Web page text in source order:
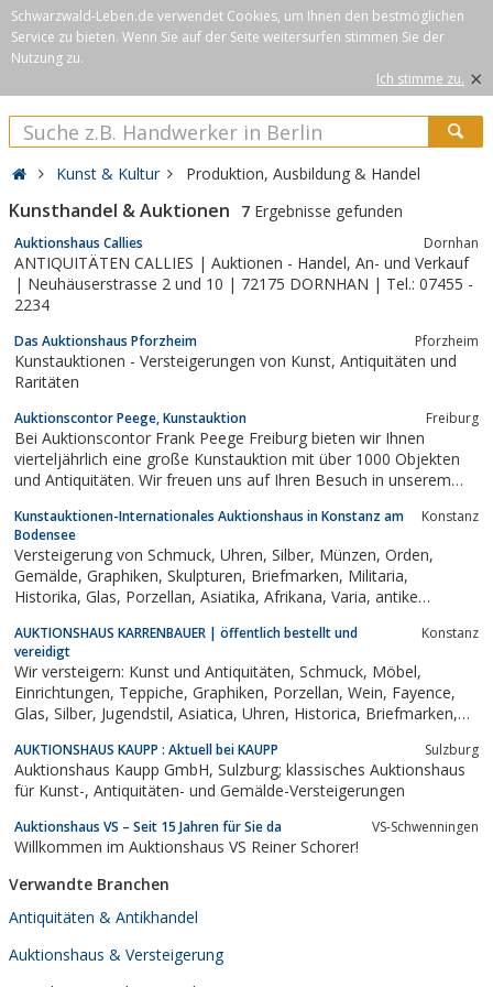
Schwarzwald-Leben.de verwendet Cookies, um Ihnen den bestmöglichen
Service zu bieten. Wenn Sie auf der Seite weitersurfen stimmen Sie der
Nutzung zu.
Ich stimme zu. ×
Kunst & Kultur Produktion, Ausbildung & Handel
Kunsthandel & Auktionen 7 Ergebnisse gefunden
Auktionshaus Callies Dornhan
ANTIQUITÄTEN CALLIES | Auktionen - Handel, An- und Verkauf
| Neuhäuserstrasse 2 und 10 | 72175 DORNHAN | Tel.: 07455 -
2234
Das Auktionshaus Pforzheim Pforzheim
Kunstauktionen - Versteigerungen von Kunst, Antiquitäten und
Raritäten
Auktionscontor Peege, Kunstauktion Freiburg
Bei Auktionscontor Frank Peege Freiburg bieten wir Ihnen
vierteljährlich eine große Kunstauktion mit über 1000 Objekten
und Antiquitäten. Wir freuen uns auf Ihren Besuch in unserem
Kunstauktionen-Internationales Auktionshaus in Konstanz am
Bodensee
Konstanz
Versteigerung von Schmuck, Uhren, Silber, Münzen, Orden,
Gemälde, Graphiken, Skulpturen, Briefmarken, Militaria,
Historika, Glas, Porzellan, Asiatika, Afrikana, Varia, antike
Einrichtungsgegenstände, Lampen, Teppiche und vielem mehr!
AUKTIONSHAUS KARRENBAUER | öffentlich bestellt und
vereidigt
Konstanz
Wir versteigern: Kunst und Antiquitäten, Schmuck, Möbel,
Einrichtungen, Teppiche, Graphiken, Porzellan, Wein, Fayence,
Glas, Silber, Jugendstil, Asiatica, Uhren, Historica, Briefmarken,
AUKTIONSHAUS KAUPP : Aktuell bei KAUPP Sulzburg
Auktionshaus Kaupp GmbH, Sulzburg; klassisches Auktionshaus
für Kunst-, Antiquitäten- und Gemälde-Versteigerungen
Auktionshaus VS – Seit 15 Jahren für Sie da VS-Schwenningen
Willkommen im Auktionshaus VS Reiner Schorer!
Verwandte Branchen
Antiquitäten & Antikhandel
Auktionshaus & Versteigerung